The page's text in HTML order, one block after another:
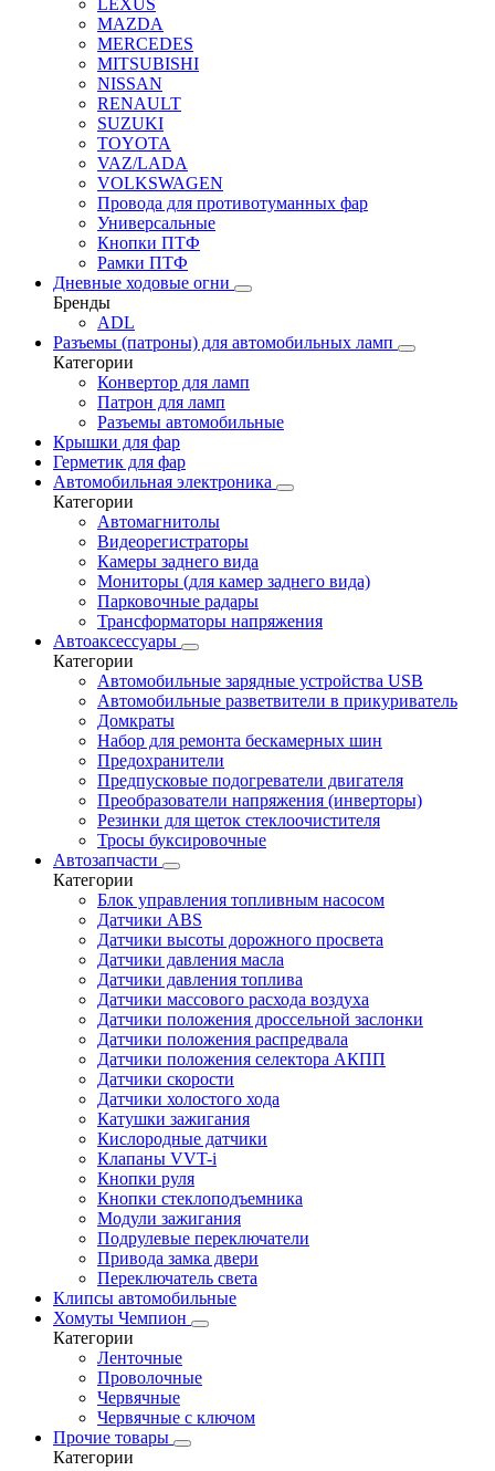
LEXUS
MAZDA
MERCEDES
MITSUBISHI
NISSAN
RENAULT
SUZUKI
TOYOTA
VAZ/LADA
VOLKSWAGEN
Провода для противотуманных фар
Универсальные
Кнопки ПТФ
Рамки ПТФ
Дневные ходовые огни
Бренды
ADL
Разъемы (патроны) для автомобильных ламп
Категории
Конвертор для ламп
Патрон для ламп
Разъемы автомобильные
Крышки для фар
Герметик для фар
Автомобильная электроника
Категории
Автомагнитолы
Видеорегистраторы
Камеры заднего вида
Мониторы (для камер заднего вида)
Парковочные радары
Трансформаторы напряжения
Автоаксессуары
Категории
Автомобильные зарядные устройства USB
Автомобильные разветвители в прикуриватель
Домкраты
Набор для ремонта бескамерных шин
Предохранители
Предпусковые подогреватели двигателя
Преобразователи напряжения (инверторы)
Резинки для щеток стеклоочистителя
Тросы буксировочные
Автозапчасти
Категории
Блок управления топливным насосом
Датчики ABS
Датчики высоты дорожного просвета
Датчики давления масла
Датчики давления топлива
Датчики массового расхода воздуха
Датчики положения дроссельной заслонки
Датчики положения распредвала
Датчики положения селектора АКПП
Датчики скорости
Датчики холостого хода
Катушки зажигания
Кислородные датчики
Клапаны VVT-i
Кнопки руля
Кнопки стеклоподъемника
Модули зажигания
Подрулевые переключатели
Привода замка двери
Переключатель света
Клипсы автомобильные
Хомуты Чемпион
Категории
Ленточные
Проволочные
Червячные
Червячные с ключом
Прочие товары
Категории